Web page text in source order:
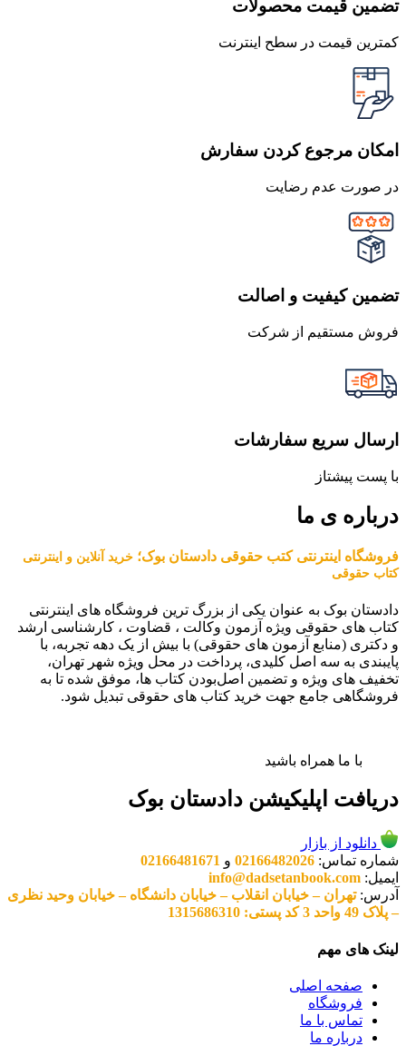
تضمین قیمت محصولات
کمترین قیمت در سطح اینترنت
امکان مرجوع کردن سفارش
در صورت عدم رضایت
تضمین کیفیت و اصالت
فروش مستقیم از شرکت
ارسال سریع سفارشات
با پست پیشتاز
درباره ی ما
فروشگاه اینترنتی کتب حقوقی دادستان بوک؛ خرید آنلاین و اینترنتی
کتاب حقوقی
دادستان بوک به عنوان یکی از بزرگ ترین فروشگاه های اینترنتی
کتاب های حقوقی ویژه آزمون وکالت ، قضاوت ، کارشناسی ارشد
و دکتری (منابع آزمون های حقوقی) با بیش از یک دهه تجربه، با
پایبندی به سه اصل کلیدی، پرداخت در محل ویژه شهر تهران،
تخفیف های ویژه و تضمین اصل‌بودن کتاب ها، موفق شده تا به
فروشگاهی جامع جهت خرید کتاب های حقوقی تبدیل شود.
با ما همراه باشید
دریافت اپلیکیشن دادستان بوک
دانلود از بازار
شماره تماس: 02166482026 و 02166481671
ایمیل: info@dadsetanbook.com
آدرس:تهران – خیابان انقلاب – خیابان دانشگاه – خیابان وحید نظری
– پلاک 49 واحد 3 کد پستی: 1315686310
لینک های مهم
صفحه اصلی
فروشگاه
تماس با ما
درباره ما